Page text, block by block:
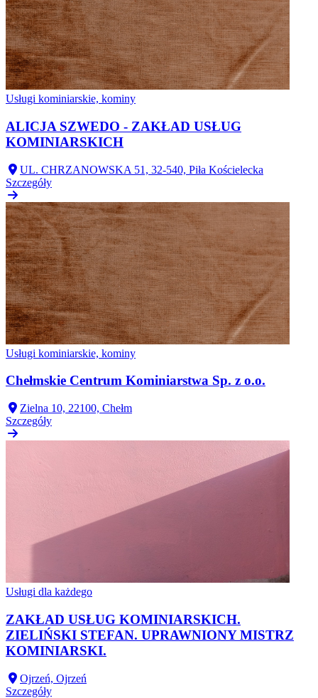
Usługi kominiarskie, kominy
ALICJA SZWEDO - ZAKŁAD USŁUG
KOMINIARSKICH
UL. CHRZANOWSKA 51, 32-540, Piła Kościelecka
Szczegóły
Usługi kominiarskie, kominy
Chełmskie Centrum Kominiarstwa Sp. z o.o.
Zielna 10, 22100, Chełm
Szczegóły
Usługi dla każdego
ZAKŁAD USŁUG KOMINIARSKICH.
ZIELIŃSKI STEFAN. UPRAWNIONY MISTRZ
KOMINIARSKI.
Ojrzeń, Ojrzeń
Szczegóły